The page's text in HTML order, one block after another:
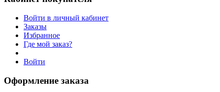
Войти в личный кабинет
Заказы
Избранное
Где мой заказ?
Войти
Оформление заказа